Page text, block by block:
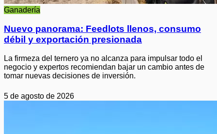
Ganadería
Nuevo panorama: Feedlots llenos, consumo
débil y exportación presionada
La firmeza del ternero ya no alcanza para impulsar todo el
negocio y expertos recomiendan bajar un cambio antes de
tomar nuevas decisiones de inversión.
5 de agosto de 2026